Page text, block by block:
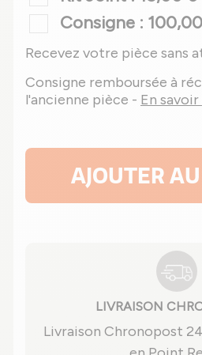
Consigne :
Recevez votre pièce sans
Consigne remboursée à
l'ancienne pièce - En savoir
AJOUTER
LIVRAISON
Livraison Chronopost